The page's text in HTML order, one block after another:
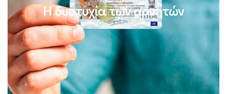
Η δυστυχία των αρνητών